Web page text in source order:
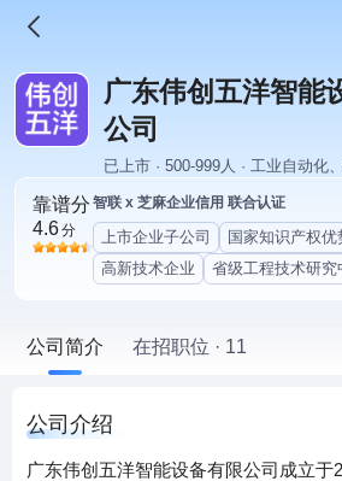
广东伟创五洋智能
公司
已上市 · 500-999人 · 工业自动化
靠谱分
4.6分
智联 x 芝麻企业信用 联合认证
上市企业子公司 国家知识产权优
高新技术企业
省级工程技术研究
公司简介 在招职位 · 11
公司介绍
广东伟创五洋智能设备有限公司成立于